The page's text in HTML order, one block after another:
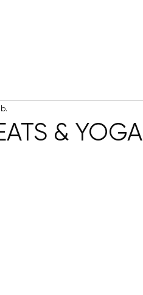
& YOGA